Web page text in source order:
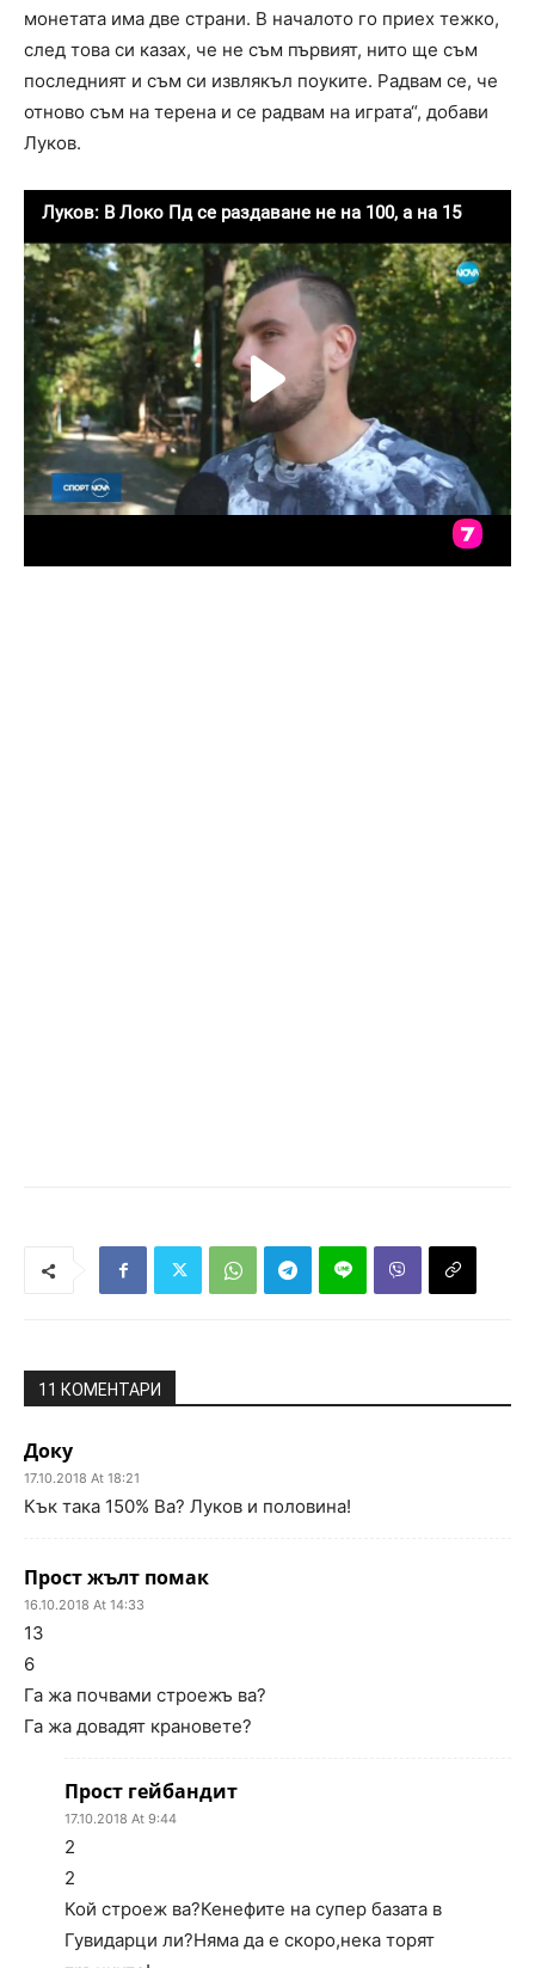
монетата има две страни. В началото го приех тежко,
след това си казах, че не съм първият, нито ще съм
последният и съм си извлякъл поуките. Радвам се, че
отново съм на терена и се радвам на играта“, добави
Луков.
11 КОМЕНТАРИ
Доку
17.10.2018 At 18:21
Кък така 150% Ва? Луков и половина!
Прост жълт помак
16.10.2018 At 14:33
13
6
Га жа почвами строежъ ва?
Га жа довадят крановете?
Прост гейбандит
17.10.2018 At 9:44
2
2
Кой строеж ва?Кенефите на супер базата в
Гувидарци ли?Няма да е скоро,нека торят